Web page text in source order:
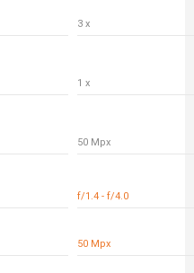
3 x
1 x
50 Mpx
f/1.4 - f/4.0
50 Mpx